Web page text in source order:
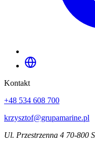
Kontakt
+48 534 608 700
krzysztof@grupamarine.pl
Ul. Przestrzenna 4 70-800